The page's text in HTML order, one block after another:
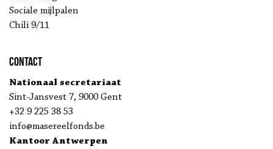
Sociale mijlpalen
Chili 9/11
Contact
Nationaal secretariaat
Sint-Jansvest 7, 9000 Gent
+32 9 225 38 53
info@masereelfonds.be
Kantoor Antwerpen